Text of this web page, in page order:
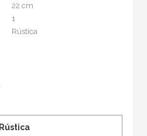
22 cm
1
Rústica
Rústica